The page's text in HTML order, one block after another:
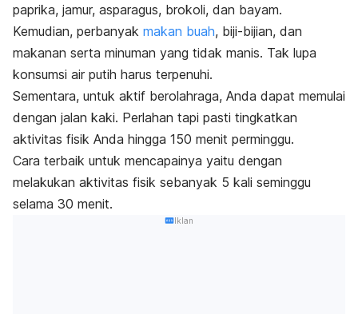
paprika, jamur, asparagus, brokoli, dan bayam.
Kemudian, perbanyak makan buah, biji-bijian, dan
makanan serta minuman yang tidak manis. Tak lupa
konsumsi air putih harus terpenuhi.
Sementara, untuk aktif berolahraga, Anda dapat memulai
dengan jalan kaki. Perlahan tapi pasti tingkatkan
aktivitas fisik Anda hingga 150 menit perminggu.
Cara terbaik untuk mencapainya yaitu dengan
melakukan aktivitas fisik sebanyak 5 kali seminggu
selama 30 menit.
Iklan